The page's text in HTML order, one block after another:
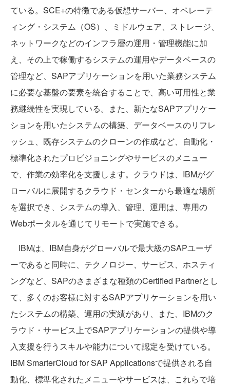
ている。SCE+の特徴である仮想サーバー、オペレーテ
ィング・システム（OS）、ミドルウェア、ストレージ、
ネットワークなどのインフラ層の運用・管理機能に加
え、その上で稼働するシステムの運用やデータベースの
管理など、SAPアプリケーションを用いた業務システム
に必要な基盤の要素を統合することで、高い可用性と業
務継続性を実現している。また、新たなSAPアプリケー
ションを用いたシステムの構築、データベースのリフレ
ッシュ、既存システムのクローンの作成など、自動化・
標準化されたプロビジョニングやサービスのメニュー
で、作業の効率化を支援します。クラウドは、IBMがグ
ローバルに展開するクラウド・センターから最適な場所
を選択でき、システムの導入、管理、運用は、専用の
Webポータルを通じてリモートで実施できる。
IBMは、IBM自身がグローバルで最大級のSAPユーザ
ーであると同時に、テクノロジー、サービス、ホスティ
ングなど、SAPのさまざまな種類のCertified Partnerとし
て、多くのお客様に対するSAPアプリケーションを用い
たシステムの構築、運用の実績があり、また、IBMのク
ラウド・サービス上でSAPアプリケーションの提供や導
入支援を行うスキルや能力について認定を受けている。
IBM SmarterCloud for SAP Applicationsで提供される自
動化、標準化されたメニューやサービスは、これらで培